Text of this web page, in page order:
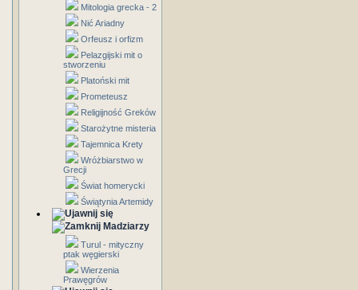
Mitologia grecka - 2
Nić Ariadny
Orfeusz i orfizm
Pelazgijski mit o
stworzeniu
Platoński mit
Prometeusz
Religijność Greków
Starożytne misteria
Tajemnica Krety
Wróżbiarstwo w
Grecji
Świat homerycki
Świątynia Artemidy
Madziarzy
Turul - mityczny
ptak węgierski
Wierzenia
Prawęgrów